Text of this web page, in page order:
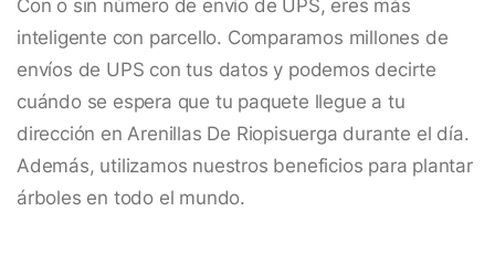
Con o sin número de envío de UPS, eres más
inteligente con parcello. Comparamos millones de
envíos de UPS con tus datos y podemos decirte
cuándo se espera que tu paquete llegue a tu
dirección en Arenillas De Riopisuerga durante el día.
Además, utilizamos nuestros beneficios para plantar
árboles en todo el mundo.